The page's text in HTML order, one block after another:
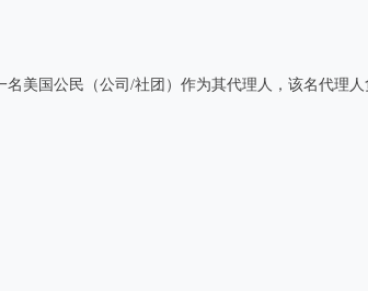
国公民（公司/社团）作为其代理人，该名代理人